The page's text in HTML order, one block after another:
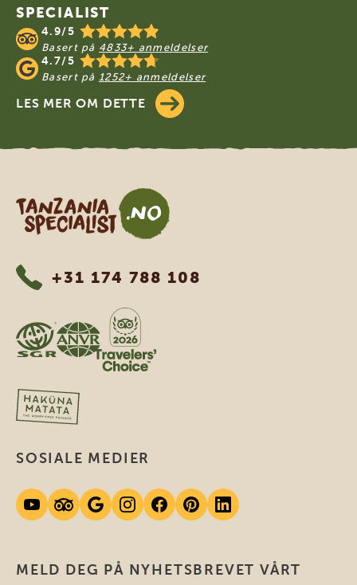
SPECIALIST
4.9/5
Basert på 4833+ anmeldelser
4.7/5
Basert på 1252+ anmeldelser
LES MER OM DETTE
Tanzania Specialist
+31 174 788 108
MELD DEG PÅ NYHETSBREVET VÅRT
SOSIALE MEDIER